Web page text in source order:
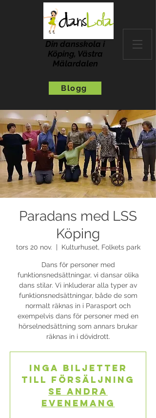
Din dansskola i
Köping, Västra
Mälardalen
Blogg
Paradans med LSS
Köping
tors 20 nov. Kulturhuset, Folkets park
Dans för personer med
funktionsnedsättningar, vi dansar olika
dans stilar. Vi inkluderar alla typer av
funktionsnedsättningar, både de som
normalt räknas in i Parasport och
exempelvis dans för personer med en
hörselnedsättning som annars brukar
räknas in i dövidrott.
Inga biljetter
till försäljning
Se andra
evenemang